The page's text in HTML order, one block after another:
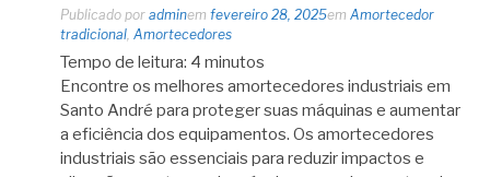
Publicado por adminem fevereiro 28, 2025em Amortecedor
tradicional Amortecedores
Tempo de leitura: 4 minutos
Encontre os melhores amortecedores industriais em
Santo André para proteger suas máquinas e aumentar
a eficiência dos equipamentos. Os amortecedores
industriais são essenciais para reduzir impactos e